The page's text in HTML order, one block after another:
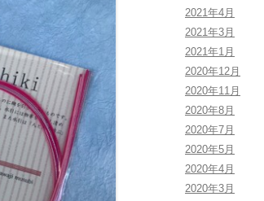
2021年4月
2021年3月
2021年1月
2020年12月
2020年11月
2020年8月
2020年7月
2020年5月
2020年4月
2020年3月